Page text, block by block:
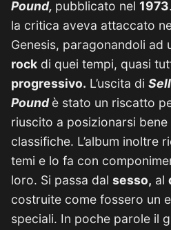
Pound, pubblicato nel 1973
la critica aveva attaccato
Genesis, paragonandoli ad
rock di quei tempi, quasi
progressivo. L’uscita di
Poundè stato un riscatto
riuscito a posizionarsi
classifiche. L’album inoltre
temi e lo fa con
loro. Si passa dal sesso, al
costruite come fossero un
speciali. In poche parole il